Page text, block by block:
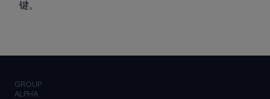
键。
GROUP
ALPHA